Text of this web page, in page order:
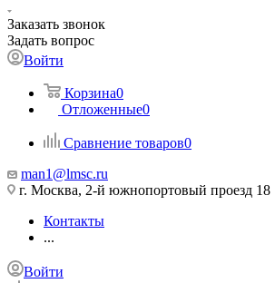
Заказать звонок
Задать вопрос
Войти
Корзина0
Отложенные0
Сравнение товаров0
man1@lmsc.ru
г. Москва, 2-й южнопортовый проезд 18
Контакты
...
Войти